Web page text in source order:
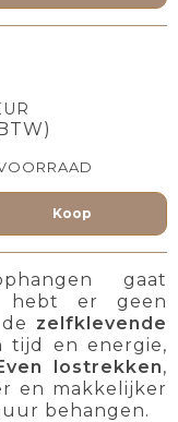
Koop
gaat
hebt er geen
zelfklevende
tijd en energie,
lostrekken,
en makkelijker
behangen.